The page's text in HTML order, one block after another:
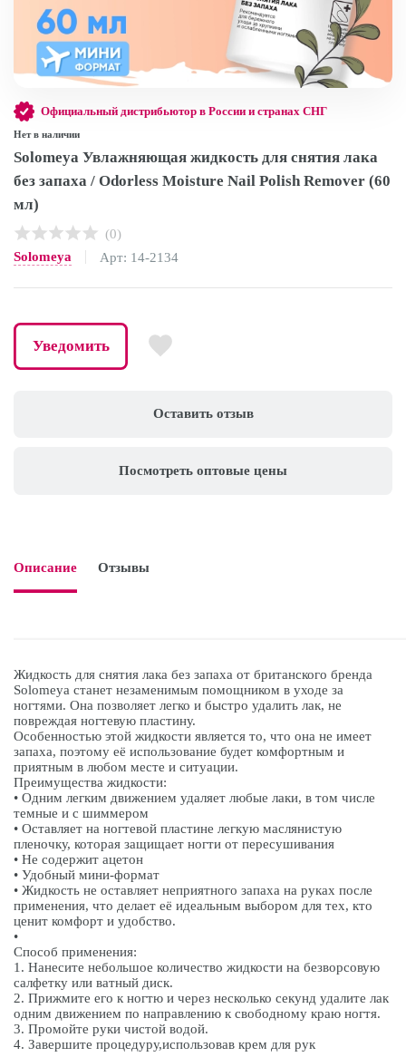
Оставить отзыв
Посмотреть оптовые цены
Официальный дистрибьютор в России и странах СНГ
Нет в наличии
Solomeya Увлажняющая жидкость для снятия лака
без запаха / Odorless Moisture Nail Polish Remover (60
мл)
(0)
Solomeya
Арт: 14-2134
Уведомить
Описание Отзывы
Жидкость для снятия лака без запаха от британского бренда
Solomeya станет незаменимым помощником в уходе за
ногтями. Она позволяет легко и быстро удалить лак, не
повреждая ногтевую пластину.
Особенностью этой жидкости является то, что она не имеет
запаха, поэтому её использование будет комфортным и
приятным в любом месте и ситуации.
Преимущества жидкости:
• Одним легким движением удаляет любые лаки, в том числе
темные и с шиммером
• Оставляет на ногтевой пластине легкую маслянистую
пленочку, которая защищает ногти от пересушивания
• Не содержит ацетон
• Удобный мини-формат
• Жидкость не оставляет неприятного запаха на руках после
применения, что делает её идеальным выбором для тех, кто
ценит комфорт и удобство.
•
Способ применения:
1. Нанесите небольшое количество жидкости на безворсовую
салфетку или ватный диск.
2. Прижмите его к ногтю и через несколько секунд удалите лак
одним движением по направлению к свободному краю ногтя.
3. Промойте руки чистой водой.
4. Завершите процедуру,использовав крем для рук